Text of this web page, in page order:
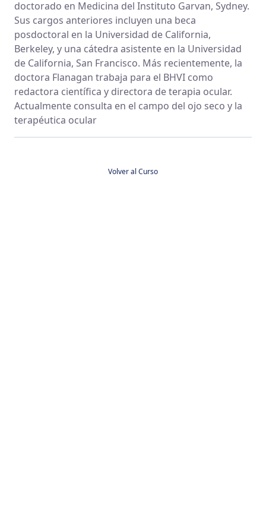
doctorado en Medicina del Instituto Garvan, Sydney.
Sus cargos anteriores incluyen una beca
posdoctoral en la Universidad de California,
Berkeley, y una cátedra asistente en la Universidad
de California, San Francisco. Más recientemente, la
doctora Flanagan trabaja para el BHVI como
redactora científica y directora de terapia ocular.
Actualmente consulta en el campo del ojo seco y la
terapéutica ocular
Volver al Curso